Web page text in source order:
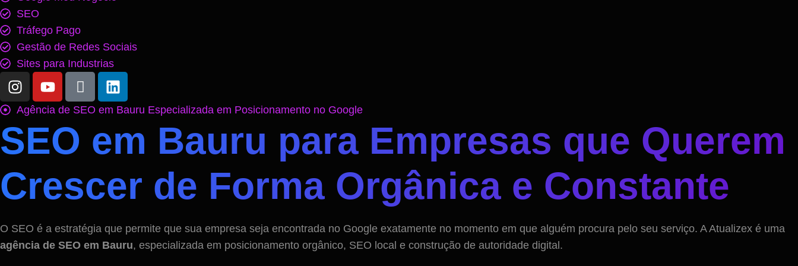
SEO
Tráfego Pago
Gestão de Redes Sociais
Sites para Industrias
Agência de SEO em Bauru Especializada em Posicionamento no Google
SEO em Bauru para Empresas que Querem
Crescer de Forma Orgânica e Constante
O SEO é a estratégia que permite que sua empresa seja encontrada no Google exatamente no momento em que alguém procura pelo seu serviço. A Atualizex é uma
agência de SEO em Bauru, especializada em posicionamento orgânico, SEO local e construção de autoridade digital.